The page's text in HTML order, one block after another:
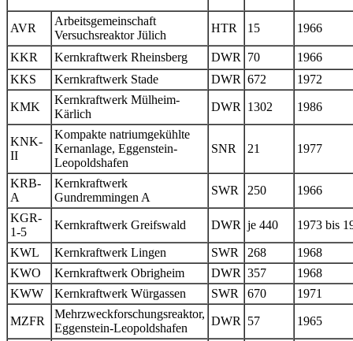
AVR
Arbeitsgemeinschaft
Versuchsreaktor Jülich
HTR 15 1966
KKR Kernkraftwerk Rheinsberg DWR 70
1966
KKS
Kernkraftwerk Stade DWR 672 1972
KMK
Kernkraftwerk Mülheim-
Kärlich
DWR 1302 1986
KNK-
II
Kompakte natriumgekühlte
Kernanlage, Eggenstein-
Leopoldshafen
SNR 21 1977
KRB-
A
Kernkraftwerk
Gundremmingen A
SWR 250 1966
KGR-
1-5
Kernkraftwerk Greifswald DWR je 440 1973 bis
KWL Kernkraftwerk Lingen SWR 268
1968
KWO
Kernkraftwerk Obrigheim DWR 357
1968
KWW
Kernkraftwerk Würgassen SWR 670 1971
MZFR
Mehrzweckforschungsreaktor,
Eggenstein-Leopoldshafen
DWR 57 1965